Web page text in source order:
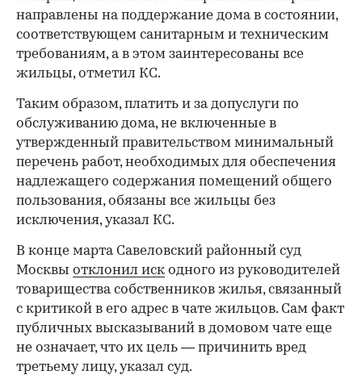
направлены на поддержание дома в состоянии,
соответствующем санитарным и техническим
требованиям, а в этом заинтересованы все
жильцы, отметил КС.
Таким образом, платить и за допуслуги по
обслуживанию дома, не включенные в
утвержденный правительством минимальный
перечень работ, необходимых для обеспечения
надлежащего содержания помещений общего
пользования, обязаны все жильцы без
исключения, указал КС.
В конце марта Савеловский районный суд
Москвы отклонил иск одного из руководителей
товарищества собственников жилья, связанный
с критикой в его адрес в чате жильцов. Сам факт
публичных высказываний в домовом чате еще
не означает, что их цель — причинить вред
третьему лицу, указал суд.